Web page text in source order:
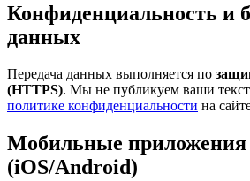
Конфиденциальность и
данных
Передача данных выполняется по
(HTTPS). Мы не публикуем ваши
политике конфиденциальности на
Мобильные приложения
(iOS/Android)